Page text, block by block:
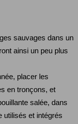
sauvages dans un
ainsi un peu plus
placer les
en tronçons, et
salée, dans
utilisés et intégrés